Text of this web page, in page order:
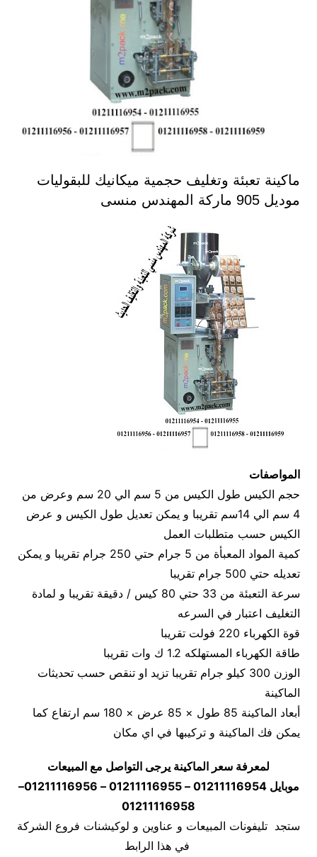
ماكينة تعبئة وتغليف حجمية ميكانيك للبقوليات
موديل 905 ماركة المهندس منسى
المواصفات
حجم الكيس طول الكيس من 5 سم الي 20 سم وعرض من
4 سم الي 14سم تقريبا و يمكن تعديل طول الكيس و عرض
الكيس حسب متطلبات العمل
كمية المواد المعبأة من 5 جرام حتي 250 جرام تقريبا و يمكن
تعديله حتي 500 جرام تقريبا
سرعة التعبئة من 33 حتي 80 كيس / دقيقة تقريبا و لمادة
التغليف اعتبار في السرعه
قوة الكهرباء 220 فولت تقريبا
طاقة الكهرباء المستهلكه 1.2 ك وات تقريبا
الوزن 300 كيلو جرام تقريبا تزيد او تنقص حسب تحديثات
الماكينة
أبعاد الماكينة 85 طول × 85 عرض × 180 سم ارتفاع كما
يمكن فك الماكينة و تركيبها في اي مكان
لمعرفة سعر الماكينة يرجى التواصل مع المبيعات
موبايل 01211116954 – 01211116955 – 01211116956–
01211116958
ستجد تليفونات المبيعات و عناوين و لوكيشنات فروع الشركة
في هذا الرابط